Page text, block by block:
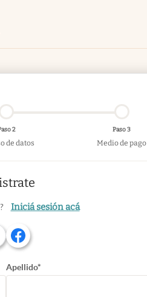
2
de datos
Paso 3
Medio de pago
Iniciá sesión acá
Apellido*